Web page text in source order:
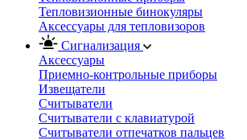
Тепловизионные бинокуляры
Аксессуары для тепловизоров
Сигнализация
Аксессуары
Приемно-контрольные приборы
Извещатели
Считыватели
Cчитыватели с клавиатурой
Cчитыватели отпечатков пальцев